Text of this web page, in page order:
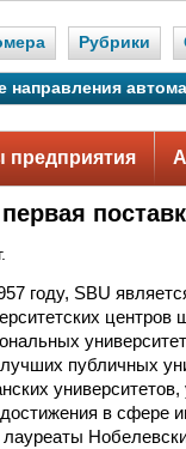
Рубрики
направления
предприятия
году, SBU
публичных
в сфере